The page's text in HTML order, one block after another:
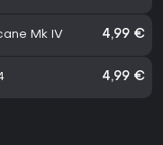
Mk IV 4,99 €
4,99 €